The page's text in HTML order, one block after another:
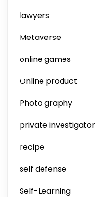
lawyers
Metaverse
online games
Online product
Photo graphy
private investigator
recipe
self defense
Self-Learning